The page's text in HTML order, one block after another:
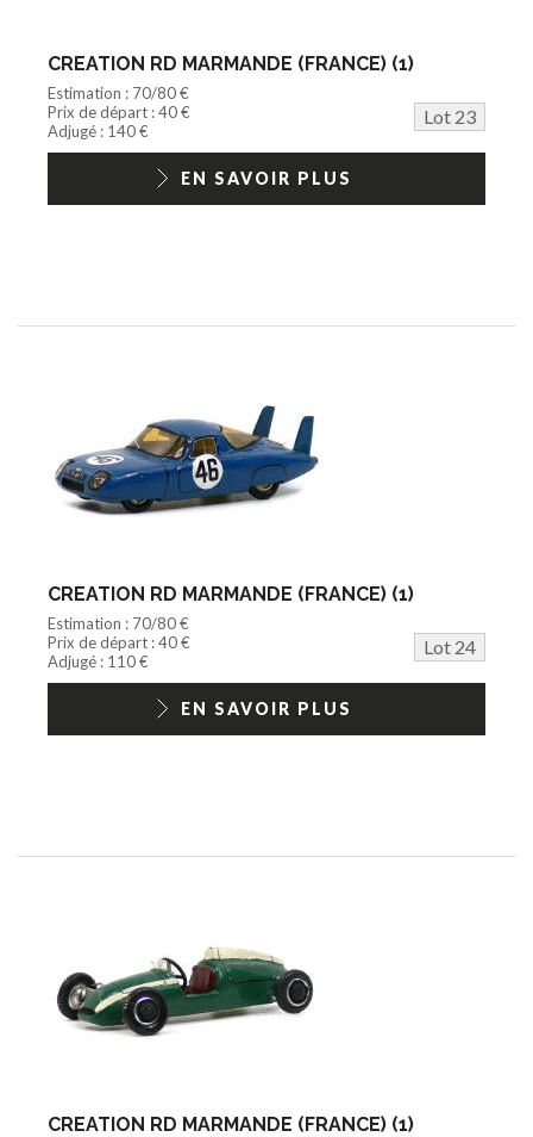
CREATION RD MARMANDE (FRANCE) (1)
Estimation : 70/80 €
Prix de départ : 40 €
Lot 23
Adjugé : 140 €
EN SAVOIR PLUS
CREATION RD MARMANDE (FRANCE) (1)
Estimation : 70/80 €
Prix de départ : 40 €
Lot 24
Adjugé : 110 €
EN SAVOIR PLUS
CREATION RD MARMANDE (FRANCE) (1)